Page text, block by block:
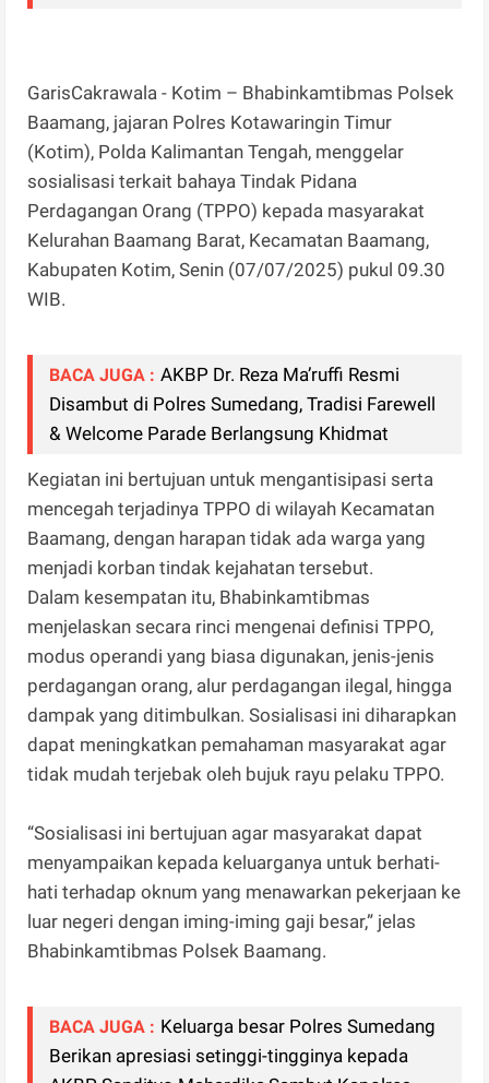
GarisCakrawala - Kotim – Bhabinkamtibmas Polsek
Baamang, jajaran Polres Kotawaringin Timur
(Kotim), Polda Kalimantan Tengah, menggelar
sosialisasi terkait bahaya Tindak Pidana
Perdagangan Orang (TPPO) kepada masyarakat
Kelurahan Baamang Barat, Kecamatan Baamang,
Kabupaten Kotim, Senin (07/07/2025) pukul 09.30
WIB.
BACA JUGA : AKBP Dr. Reza Ma’ruffi Resmi
Disambut di Polres Sumedang, Tradisi Farewell
& Welcome Parade Berlangsung Khidmat
Kegiatan ini bertujuan untuk mengantisipasi serta
mencegah terjadinya TPPO di wilayah Kecamatan
Baamang, dengan harapan tidak ada warga yang
menjadi korban tindak kejahatan tersebut.
Dalam kesempatan itu, Bhabinkamtibmas
menjelaskan secara rinci mengenai definisi TPPO,
modus operandi yang biasa digunakan, jenis-jenis
perdagangan orang, alur perdagangan ilegal, hingga
dampak yang ditimbulkan. Sosialisasi ini diharapkan
dapat meningkatkan pemahaman masyarakat agar
tidak mudah terjebak oleh bujuk rayu pelaku TPPO.
“Sosialisasi ini bertujuan agar masyarakat dapat
menyampaikan kepada keluarganya untuk berhati-
hati terhadap oknum yang menawarkan pekerjaan ke
luar negeri dengan iming-iming gaji besar,” jelas
Bhabinkamtibmas Polsek Baamang.
BACA JUGA : Keluarga besar Polres Sumedang
Berikan apresiasi setinggi-tingginya kepada